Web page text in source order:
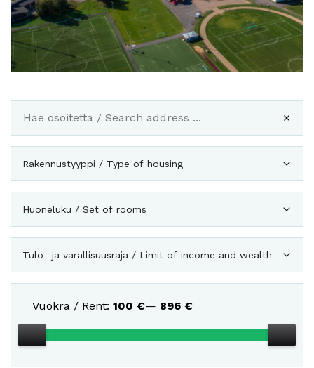
Rakennustyyppi / Type of housing
Huoneluku / Set of rooms
Tulo- ja varallisuusraja / Limit of income and wealth
Vuokra / Rent: 100 €— 896 €